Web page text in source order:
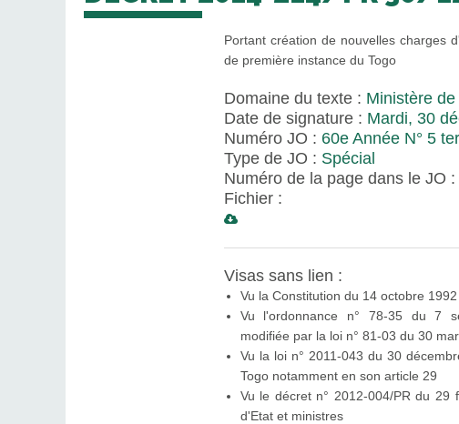
Portant création de nouvelles charges
de première instance du Togo
Domaine du texte : Ministère
Date de signature : Mardi, 30
Numéro JO : 60e Année N° 5 ter
Type de JO : Spécial
Numéro de la page dans le JO :
Fichier :
Visas sans lien :
Vu la Constitution du 14 octobre 1992
Vu l'ordonnance n° 78-35 du 7
modifiée par la loi n° 81-03 du 30
Vu la loi n° 2011-043 du 30
Togo notamment en son article 29
Vu le décret n° 2012-004/PR du 29
d'Etat et ministres